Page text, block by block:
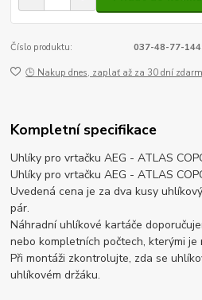
Číslo produktu: 037-48-77-
🕒 Nakup dnes, zaplať až za 30 dní
Kompletní specifikace
Uhlíky pro vrtačku AEG - ATLAS
Uhlíky pro vrtačku AEG - ATLAS
Uvedená cena je za dva kusy
pár.
Náhradní uhlíkové kartáče
nebo kompletních počtech, kterými je
Při montáži zkontrolujte, zda se
uhlíkovém držáku.